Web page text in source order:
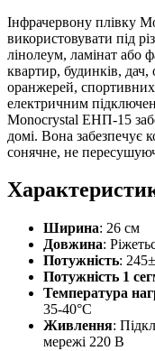
Інфрачервону плівку
використовувати під
лінолеум, ламінат або
квартир, будинків, дач,
оранжерей,
електричним
Monocrystal ЕНП-15
домі. Вона забезпечує
сонячне, не
Ширина: 26 см
Довжина:
Потужність:
Потужність 1
Температура
35-40°С
Живлення:
мережі 220 В